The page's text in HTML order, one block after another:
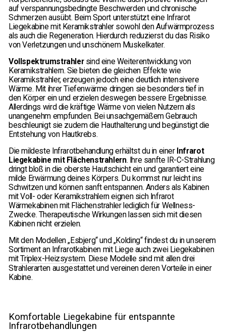
auf verspannungsbedingte Beschwerden und chronische
Schmerzen ausübt. Beim Sport unterstützt eine Infrarot
Liegekabine mit Keramikstrahler sowohl den Aufwärmprozess
als auch die Regeneration. Hierdurch reduzierst du das Risiko
von Verletzungen und unschönem Muskelkater.
Vollspektrumstrahlersind eine Weiterentwicklung von
Keramikstrahlern. Sie bieten die gleichen Effekte wie
Keramikstrahler, erzeugen jedoch eine deutlich intensivere
Wärme. Mit ihrer Tiefenwärme dringen sie besonders tief in
den Körper ein und erzielen deswegen bessere Ergebnisse.
Allerdings wird die kräftige Wärme von vielen Nutzern als
unangenehm empfunden. Bei unsachgemäßem Gebrauch
beschleunigt sie zudem die Hauthalterung und begünstigt die
Entstehung von Hautkrebs.
Die mildeste Infrarotbehandlung erhältst du in einer Infrarot
Liegekabine mit Flächenstrahlern. Ihre sanfte IR-C-Strahlung
dringt bloß in die oberste Hautschicht ein und garantiert eine
milde Erwärmung deines Körpers. Du kommst nur leicht ins
Schwitzen und können sanft entspannen. Anders als Kabinen
mit Voll- oder Keramikstrahlern eignen sich Infrarot
Wärmekabinen mit Flächenstrahler lediglich für Wellness-
Zwecke. Therapeutische Wirkungen lassen sich mit diesen
Kabinen nicht erzielen.
Mit den Modellen „Esbjerg“ und „Kolding“ findest du in unserem
Sortiment an Infrarotkabinen mit Liege auch zwei Liegekabinen
mitTriplex-Heizsystem. Diese Modelle sind mit allen drei
Strahlerarten ausgestattet und vereinen deren Vorteile in einer
Kabine.
Komfortable Liegekabine für entspannte
Infrarotbehandlungen